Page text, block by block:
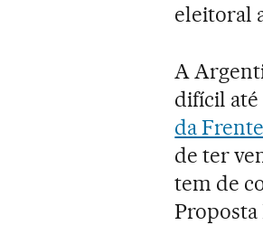
eleitoral
A
difícil até
da
de ter
tem de
Proposta